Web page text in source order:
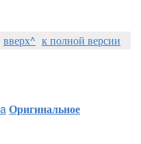
вверх^ к полной версии
Оригинальное